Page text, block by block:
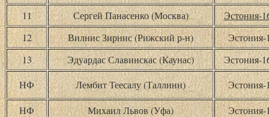
11
Сергей Панасенко (Москва)
Эстония-
12
Вилнис Зирнис (Рижский р-н)
Эстония-
13
Эдуардас Славинскас (Каунас)
Эстония-
НФ
Лембит Теесалу (Таллинн) Эстония-
НФ Михаил Львов (Уфа)
Эстония-